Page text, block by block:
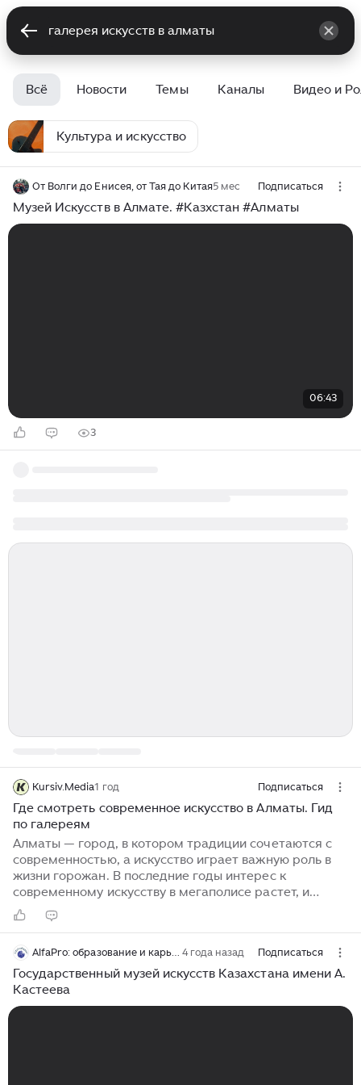
Всё Новости Темы Каналы Видео и
Культура и искусство
От Волги до Енисея, от Тая до Китая5 мес Подписаться
Музей Искусств в Алмате. #Казхстан #Алматы
06:43
3
Kursiv.Media1 год Подписаться
Где смотреть современное искусство в Алматы. Гид
по галереям
Алматы — город, в котором традиции сочетаются с
современностью, а искусство играет важную роль в
жизни горожан. В последние годы интерес к
современному искусству в мегаполисе растет, и
выставочные площадки становятся центрами
культурной жизни. Kursiv LifeStyle собрал несколько
современными художниками, их работами и
различными формами креативного самовыражения.
Aspan Gallery Единственная галерея современного
искусства в Алматы, работающая по всем
4 года назад Подписаться
Государственный музей искусств Казахстана имени А.
Кастеева